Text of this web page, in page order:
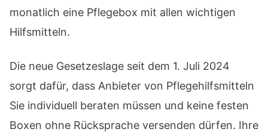
monatlich eine Pflegebox mit allen wichtigen
Hilfsmitteln.
Die neue Gesetzeslage seit dem 1. Juli 2024
sorgt dafür, dass Anbieter von Pflegehilfsmitteln
Sie individuell beraten müssen und keine festen
Boxen ohne Rücksprache versenden dürfen. Ihre